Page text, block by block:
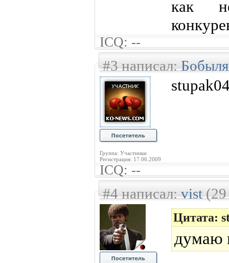
как
ICQ: --
#3 написал:
Группа: Участники
Регистрация: 17.06.2009
ICQ: --
#4 написал:vist(29
Цитата:
думаю